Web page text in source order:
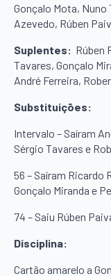
Gonçalo Mota, Nuno
Azevedo, Rúben
Suplentes: Rúben
Tavares, Gonçalo
André Ferreira,
Substituições:
Intervalo – Saíram
Sérgio Tavares e
56 – Saíram Ricardo
Gonçalo Miranda e
74 – Saiu Rúben
Disciplina:
Cartão amarelo a